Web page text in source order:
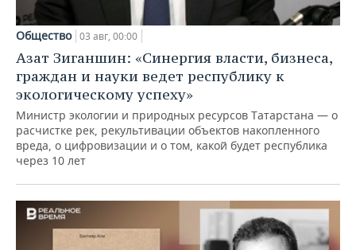
Общество 03 авг, 00:00
Азат Зиганшин: «Синергия власти, бизнеса,
граждан и науки ведет республику к
экологическому успеху»
Министр экологии и природных ресурсов Татарстана — о
расчистке рек, рекультивации объектов накопленного
вреда, о цифровизации и о том, какой будет республика
через 10 лет